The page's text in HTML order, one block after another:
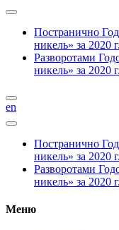
Постранично
никель» за 2020 г.
Разворотами
никель» за 2020 г.
en
Постранично
никель» за 2020 г.
Разворотами
никель» за 2020 г.
Меню